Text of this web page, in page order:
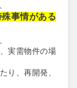
事情がある
実需物件の場
り、再開発、